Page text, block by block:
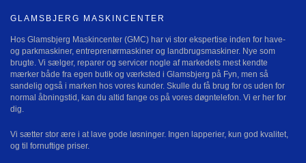
GLAMSBJERG MASKINCENTER
Hos Glamsbjerg Maskincenter (GMC) har vi stor ekspertise inden for have-
og parkmaskiner, entreprenørmaskiner og landbrugsmaskiner. Nye som
brugte. Vi sælger, reparer og servicer nogle af markedets mest kendte
mærker både fra egen butik og værksted i Glamsbjerg på Fyn, men så
sandelig også i marken hos vores kunder. Skulle du få brug for os uden for
normal åbningstid, kan du altid fange os på vores døgntelefon. Vi er her for
dig.
Vi sætter stor ære i at lave gode løsninger. Ingen lapperier, kun god kvalitet,
og til fornuftige priser.